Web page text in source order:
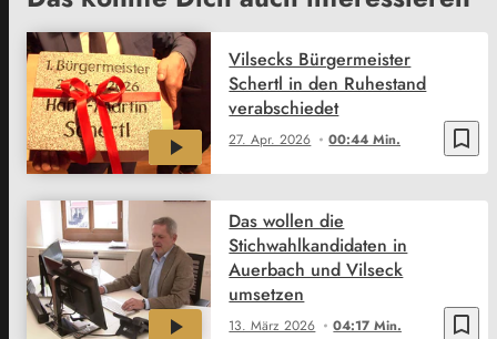
bookmark_border
27. Apr. 2026 00:44 Min.
Vilsecks Bürgermeister
Schertl in den Ruhestand
verabschiedet
bookmark_border
13. März 2026 04:17 Min.
Das wollen die
Stichwahlkandidaten in
Auerbach und Vilseck
umsetzen